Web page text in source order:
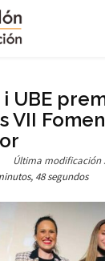
UBE
VII
Última modificación
48 segundos